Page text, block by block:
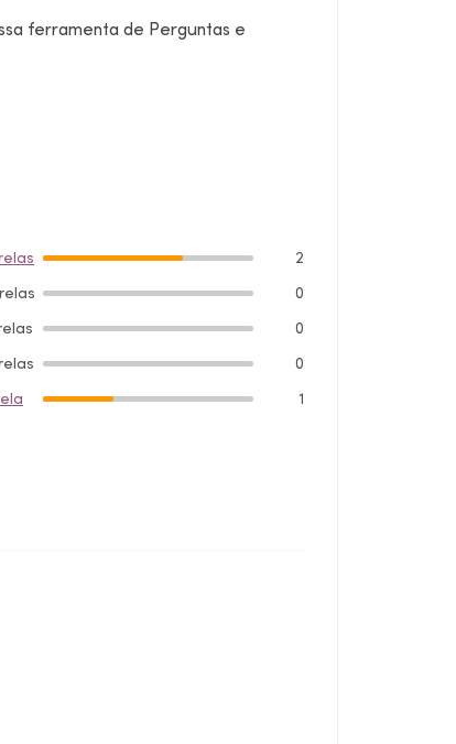
ferramenta de Perguntas e
2
0
0
0
1